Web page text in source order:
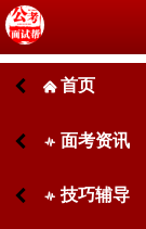
󰄫 首页
󰋙 面考资讯
󰋙 技巧辅导